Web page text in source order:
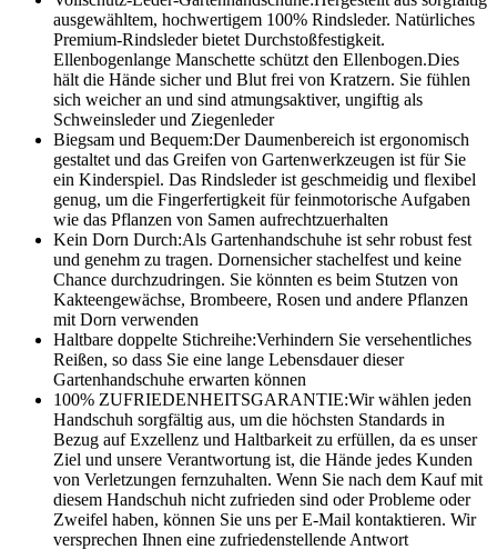
ausgewähltem, hochwertigem 100% Rindsleder. Natürliches
Premium-Rindsleder bietet Durchstoßfestigkeit.
Ellenbogenlange Manschette schützt den Ellenbogen.Dies
hält die Hände sicher und Blut frei von Kratzern. Sie fühlen
sich weicher an und sind atmungsaktiver, ungiftig als
Schweinsleder und Ziegenleder
Biegsam und Bequem:Der Daumenbereich ist ergonomisch
gestaltet und das Greifen von Gartenwerkzeugen ist für Sie
ein Kinderspiel. Das Rindsleder ist geschmeidig und flexibel
genug, um die Fingerfertigkeit für feinmotorische Aufgaben
wie das Pflanzen von Samen aufrechtzuerhalten
Kein Dorn Durch:Als Gartenhandschuhe ist sehr robust fest
und genehm zu tragen. Dornensicher stachelfest und keine
Chance durchzudringen. Sie könnten es beim Stutzen von
Kakteengewächse, Brombeere, Rosen und andere Pflanzen
mit Dorn verwenden
Haltbare doppelte Stichreihe:Verhindern Sie versehentliches
Reißen, so dass Sie eine lange Lebensdauer dieser
Gartenhandschuhe erwarten können
100% ZUFRIEDENHEITSGARANTIE:Wir wählen jeden
Handschuh sorgfältig aus, um die höchsten Standards in
Bezug auf Exzellenz und Haltbarkeit zu erfüllen, da es unser
Ziel und unsere Verantwortung ist, die Hände jedes Kunden
von Verletzungen fernzuhalten. Wenn Sie nach dem Kauf mit
diesem Handschuh nicht zufrieden sind oder Probleme oder
Zweifel haben, können Sie uns per E-Mail kontaktieren. Wir
versprechen Ihnen eine zufriedenstellende Antwort